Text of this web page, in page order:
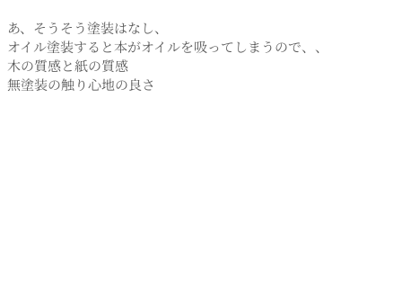
あ、そうそう塗装はなし、
オイル塗装すると本がオイルを吸ってしまうので、、
木の質感と紙の質感
無塗装の触り心地の良さ